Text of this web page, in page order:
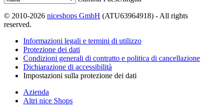
© 2010-2026 niceshops GmbH (ATU63964918) - All rights
reserved.
Informazioni legali e termini di utilizzo
Protezione dei dati
Condizioni generali di contratto e politica di cancellazione
Dichiarazione di accessibilità
Impostazioni sulla protezione dei dati
Azienda
Altri nice Shops